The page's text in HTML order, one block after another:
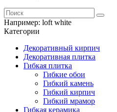
Например: loft white
Категории
Декоративный кирпич
Декоративная плитка
Гибкая плитка
Гибкие обои
Гибкий камень
Гибкий кирпич
Гибкий мрамор
Гибкая керамика